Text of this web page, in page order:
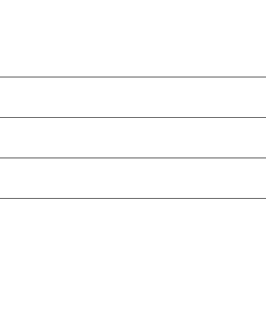
を帯びたフォルムで股下まで包むロンパース型は、おむ
を用いて、シームレスな美しいシルエットと最高の着心
日】の発送となります。
発送となります。
合については発送日が遅れる可能性があるため、あらかじ
、お客様のご負担となります。
交換
の往復の手数料は、弊社で負担いたします。